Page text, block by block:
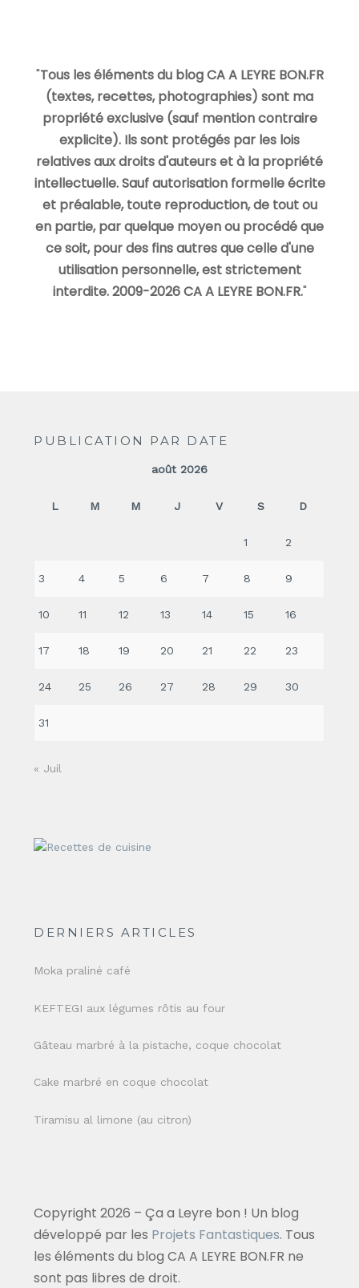
"Tous les éléments du blog CA A LEYRE BON.FR
(textes, recettes, photographies) sont ma
propriété exclusive (sauf mention contraire
explicite). Ils sont protégés par les lois
relatives aux droits d'auteurs et à la propriété
intellectuelle. Sauf autorisation formelle écrite
et préalable, toute reproduction, de tout ou
en partie, par quelque moyen ou procédé que
ce soit, pour des fins autres que celle d'une
utilisation personnelle, est strictement
interdite. 2009-2026 CA A LEYRE BON.FR."
PUBLICATION PAR DATE
août 2026
L M M J V S D
1 2
3 4 5 6 7 8 9
10 11 12 13 14 15 16
17 18 19 20 21 22 23
24 25 26 27 28 29 30
31
« Juil
DERNIERS ARTICLES
Moka praliné café
KEFTEGI aux légumes rôtis au four
Gâteau marbré à la pistache, coque chocolat
Cake marbré en coque chocolat
Tiramisu al limone (au citron)
Copyright 2026 – Ça a Leyre bon ! Un blog
développé par les Projets Fantastiques. Tous
les éléments du blog CA A LEYRE BON.FR ne
sont pas libres de droit.